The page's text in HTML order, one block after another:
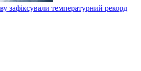
зафіксували температурний рекорд